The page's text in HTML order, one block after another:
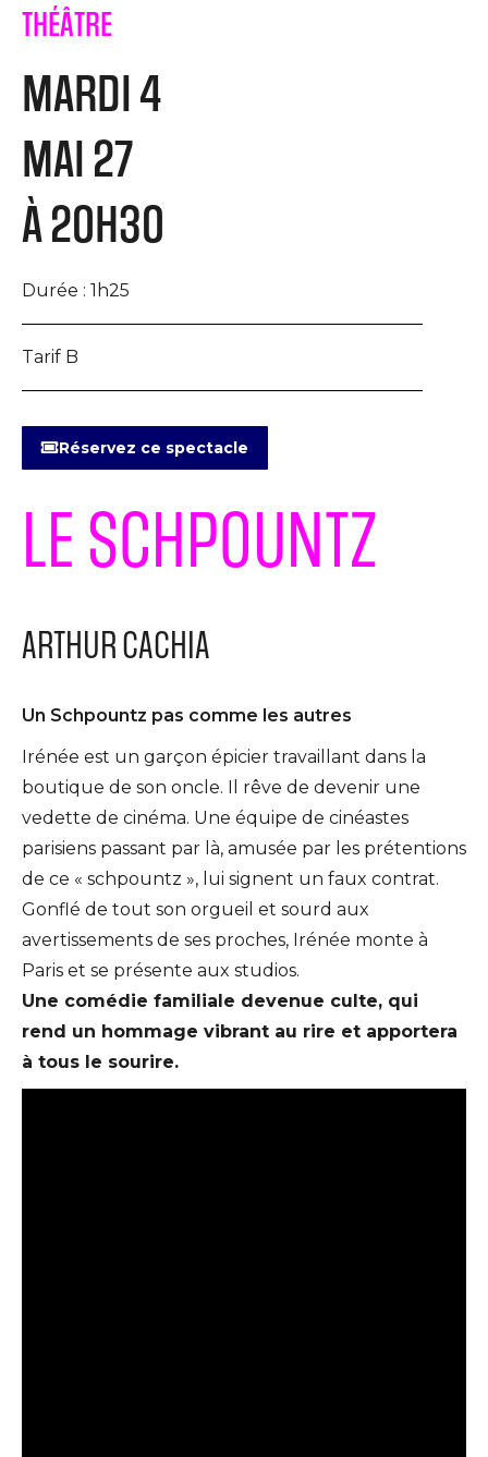
THÉÂTRE
MARDI 4
MAI 27
À 20H30
Durée : 1h25
Tarif B
Réservez ce spectacle
LE SCHPOUNTZ
ARTHUR CACHIA
Un Schpountz pas comme les autres
Irénée est un garçon épicier travaillant dans la
boutique de son oncle. Il rêve de devenir une
vedette de cinéma. Une équipe de cinéastes
parisiens passant par là, amusée par les prétentions
de ce « schpountz », lui signent un faux contrat.
Gonflé de tout son orgueil et sourd aux
avertissements de ses proches, Irénée monte à
Paris et se présente aux studios.
Une comédie familiale devenue culte, qui
rend un hommage vibrant au rire et apportera
à tous le sourire.